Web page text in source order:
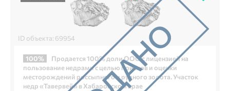
ID объекта: 69954
100%
Продается 100% доли ООО с лицензией на
пользование недрами с целью поисков и оценки
месторождений россыпного и рудного золота. Участок
недр «Тавервей» в Хабаровском крае